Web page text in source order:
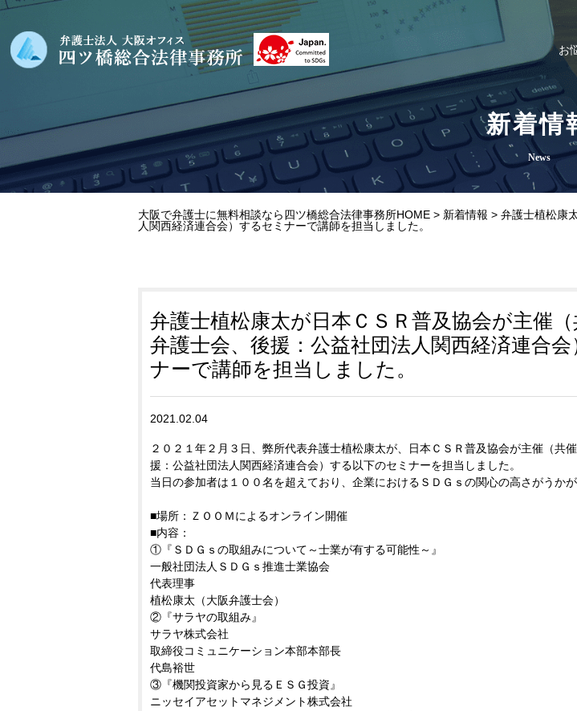
お
新着情
News
大阪で弁護士に無料相談なら四ツ橋総合法律事務所HOME > 新着情報 > 弁護士植松康
人関西経済連合会）するセミナーで講師を担当しました。
弁護士植松康太が日本ＣＳＲ普及協会が主催
弁護士会、後援：公益社団法人関西経済連合会
ナーで講師を担当しました。
2021.02.04
２０２１年２月３日、弊所代表弁護士植松康太が、日本ＣＳＲ普及協会が主催（共
援：公益社団法人関西経済連合会）する以下のセミナーを担当しました。
当日の参加者は１００名を超えており、企業におけるＳＤＧｓの関心の高さがうかが
■場所：ＺＯＯＭによるオンライン開催
■内容：
①『ＳＤＧｓの取組みについて～士業が有する可能性～』
一般社団法人ＳＤＧｓ推進士業協会
代表理事
植松康太（大阪弁護士会）
②『サラヤの取組み』
サラヤ株式会社
取締役コミュニケーション本部本部長
代島裕世
③『機関投資家から見るＥＳＧ投資』
ニッセイアセットマネジメント株式会社